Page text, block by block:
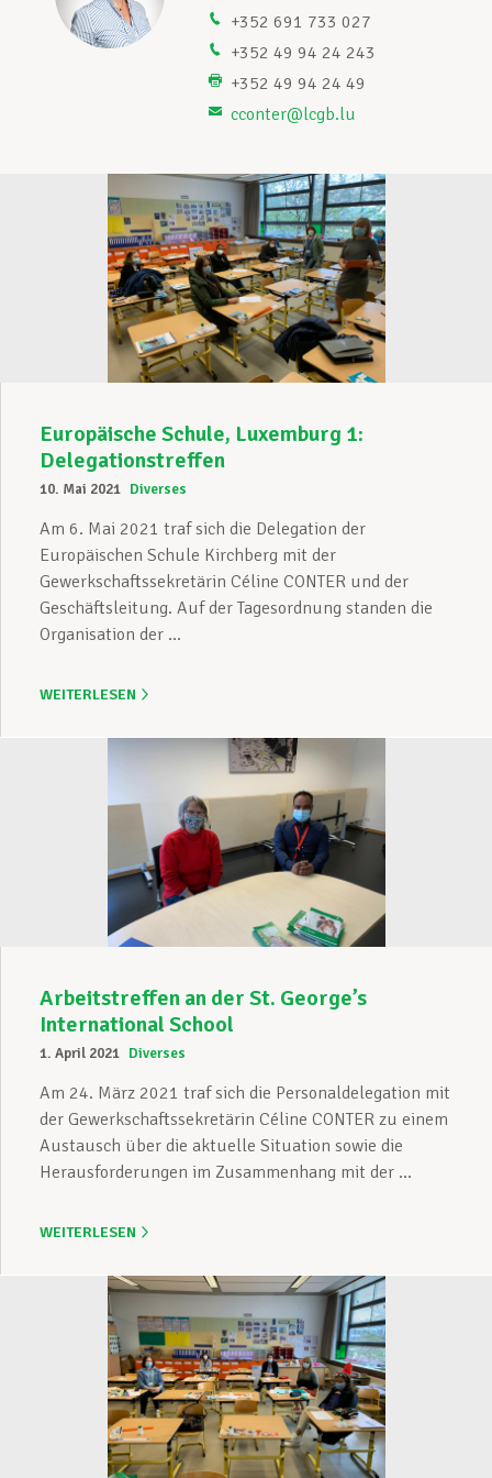
Unterstützung im Privatleben
Mitglied werden
Aktuell
+352 691 733 027
+352 49 94 24 243
+352 49 94 24 49
cconter@lcgb.lu
Europäische Schule, Luxemburg 1:
Delegationstreffen
10. Mai 2021 Diverses
Am 6. Mai 2021 traf sich die Delegation der
Europäischen Schule Kirchberg mit der
Gewerkschaftssekretärin Céline CONTER und der
Geschäftsleitung. Auf der Tagesordnung standen die
Organisation der ...
WEITERLESEN
Arbeitstreffen an der St. George’s
International School
1. April 2021 Diverses
Am 24. März 2021 traf sich die Personaldelegation mit
der Gewerkschaftssekretärin Céline CONTER zu einem
Austausch über die aktuelle Situation sowie die
Herausforderungen im Zusammenhang mit der ...
WEITERLESEN